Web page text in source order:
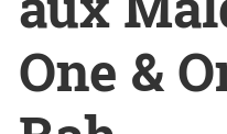
One &